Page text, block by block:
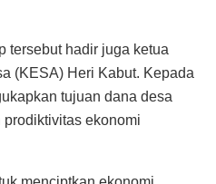
tersebut hadir juga ketua
(KESA) Heri Kabut. Kepada
tujuan dana desa
ekonomi